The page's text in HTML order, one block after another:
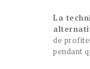
La
de
pendant